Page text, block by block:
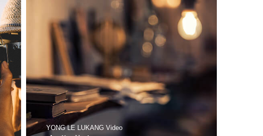
YONG LE LUKANG Video